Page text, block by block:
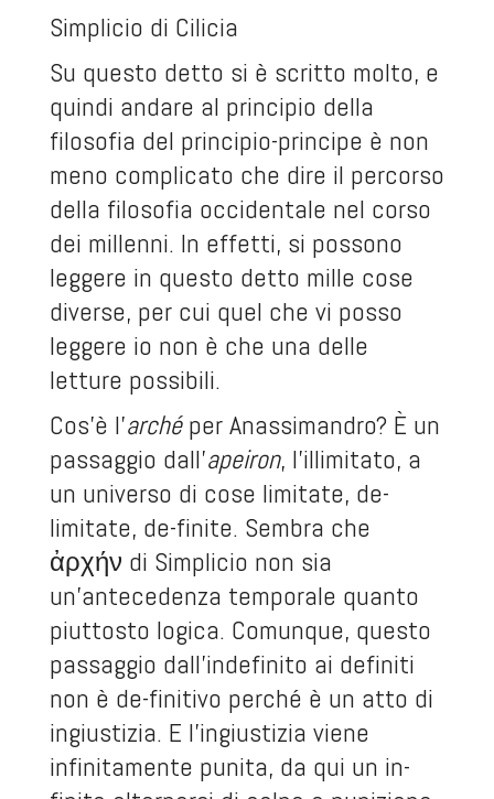
Simplicio di Cilicia
Su questo detto si è scritto molto, e
quindi andare al principio della
filosofia del principio-principe è non
meno complicato che dire il percorso
della filosofia occidentale nel corso
dei millenni. In effetti, si possono
leggere in questo detto mille cose
diverse, per cui quel che vi posso
leggere io non è che una delle
letture possibili.
Cos’è l’archéper Anassimandro? È un
passaggio dall’apeiron, l’illimitato, a
un universo di cose limitate, de-
limitate, de-finite. Sembra che
ἀρχήν di Simplicio non sia
un’antecedenza temporale quanto
piuttosto logica. Comunque, questo
passaggio dall’indefinito ai definiti
non è de-finitivo perché è un atto di
ingiustizia. E l’ingiustizia viene
infinitamente punita, da qui un in-